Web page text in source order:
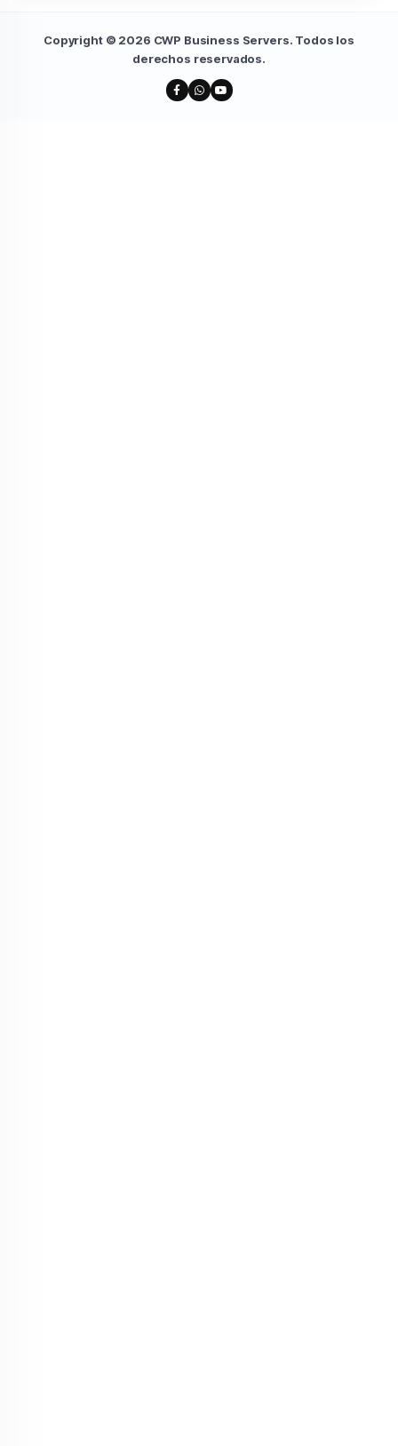
Copyright © 2026 CWP Business Servers. Todos los
derechos reservados.